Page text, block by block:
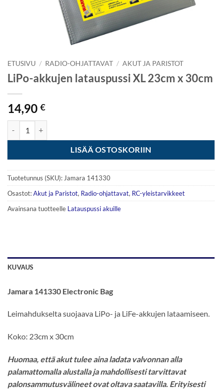
ETUSIVU / RADIO-OHJATTAVAT / AKUT JA PARISTOT
LiPo-akkujen latauspussi XL 23cm x 30cm
14,90 €
LISÄÄ OSTOSKORIIN
Tuotetunnus (SKU): Jamara 141330
Osastot:Akut ja Paristot, Radio-ohjattavat, RC-yleistarvikkeet
Avainsana tuotteelle Latauspussi akuille
KUVAUS
Jamara 141330 Electronic Bag
Leimahdukselta suojaava LiPo- ja LiFe-akkujen lataamiseen.
Koko: 23cm x 30cm
Huomaa, että akut tulee aina ladata valvonnan alla
palamattomalla alustalla ja mahdollisesti tarvittavat
palonsammutusvälineet ovat oltava saatavilla. Erityisesti